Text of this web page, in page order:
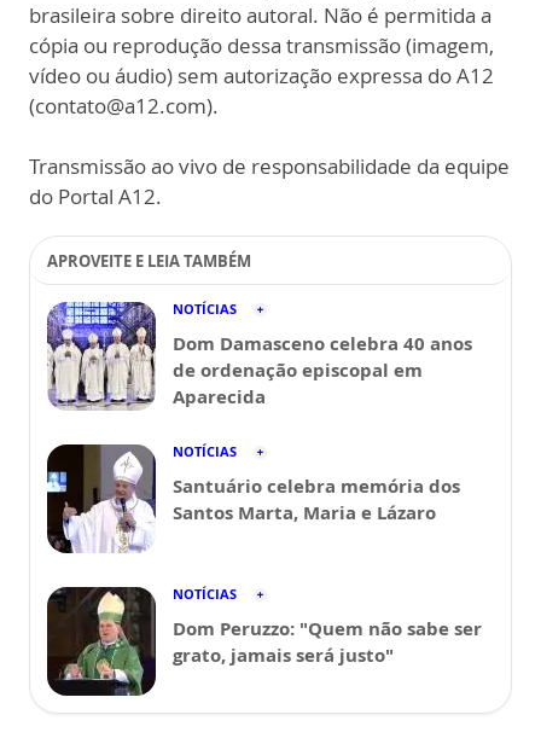
brasileira sobre direito autoral. Não é permitida a
cópia ou reprodução dessa transmissão (imagem,
vídeo ou áudio) sem autorização expressa do A12
(contato@a12.com).
Transmissão ao vivo de responsabilidade da equipe
do Portal A12.
APROVEITE E LEIA TAMBÉM
NOTÍCIAS
Dom Damasceno celebra 40 anos
de ordenação episcopal em
Aparecida
NOTÍCIAS
Santuário celebra memória dos
Santos Marta, Maria e Lázaro
NOTÍCIAS
Dom Peruzzo: "Quem não sabe ser
grato, jamais será justo"